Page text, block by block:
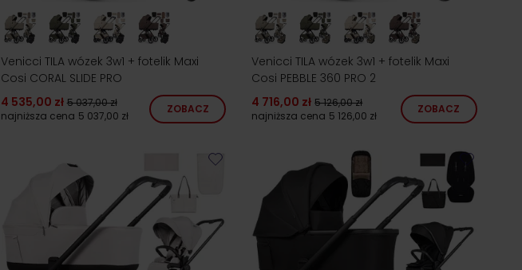
Venicci TILA wózek 3w1 + fotelik Maxi
Cosi CORAL SLIDE PRO
4 535,00 zł 5 037,00 zł
najniższa cena 5 037,00 zł
ZOBACZ
Venicci TILA wózek 3w1 + fotelik Maxi
Cosi PEBBLE 360 PRO 2
4 716,00 zł 5 126,00 zł
najniższa cena 5 126,00 zł
ZOBACZ